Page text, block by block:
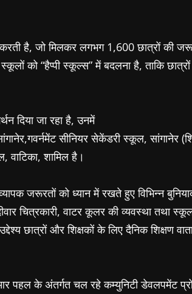
है, जो मिलकर लगभग 1,600 छात्रों की
को “हैप्पी स्कूल्स” में बदलना है, ताकि
दिया जा रहा है, उनमें
सीनियर सेकेंडरी स्कूल, सांगानेर
वाटिका, शामिल है।
जरूरतों को ध्यान में रखते हुए विभिन्न
चित्रकारी, वाटर कूलर की व्यवस्था तथा
छात्रों और शिक्षकों के लिए दैनिक शिक्षण
पहल के अंतर्गत चल रहे कम्युनिटी डेवलपमेंट